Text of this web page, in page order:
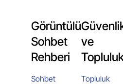
Görüntülü
Sohbet
Rehberi
Sohbet
ve
Topluluk